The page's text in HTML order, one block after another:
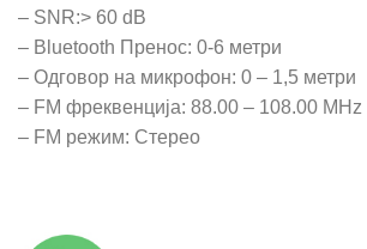
– SNR:> 60 dB
– Bluetooth Пренос: 0-6 метри
– Одговор на микрофон: 0 – 1,5 метри
– FM фреквенција: 88.00 – 108.00 MHz
– FM режим: Стерео